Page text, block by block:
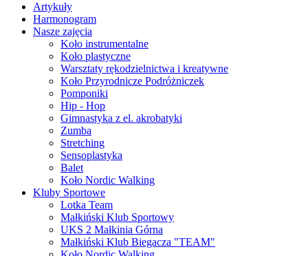
Artykuły
Harmonogram
Nasze zajęcia
Koło instrumentalne
Koło plastyczne
Warsztaty rękodzielnictwa i kreatywne
Koło Przyrodnicze Podróżniczek
Pomponiki
Hip - Hop
Gimnastyka z el. akrobatyki
Zumba
Stretching
Sensoplastyka
Balet
Koło Nordic Walking
Kluby Sportowe
Lotka Team
Małkiński Klub Sportowy
UKS 2 Małkinia Górna
Małkiński Klub Biegacza "TEAM"